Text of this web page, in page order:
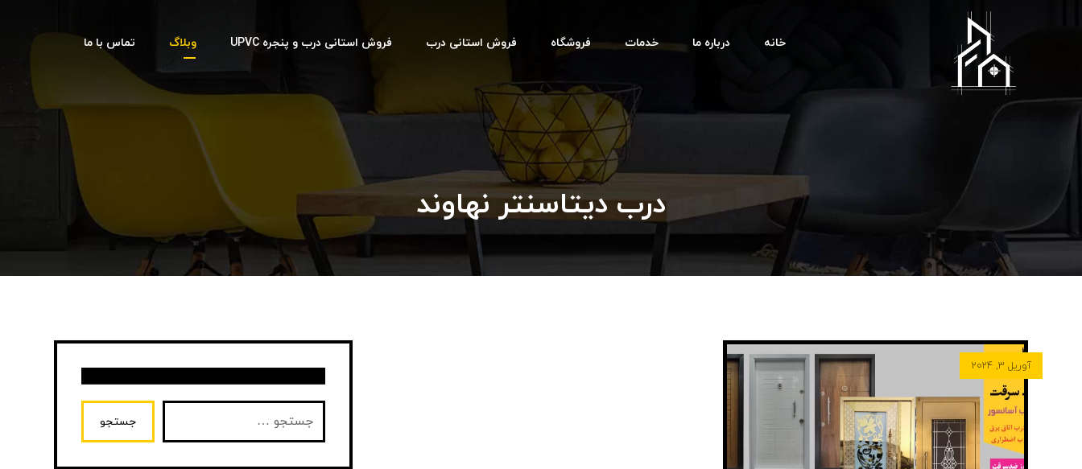
خانه درباره ما خدمات فروشگاه فروش استانی درب فروش استانی درب و پنجره UPVC وبلاگ تماس با ما
درب دیتاسنتر نهاوند
آوریل ۳, ۲۰۲۴
جستجو